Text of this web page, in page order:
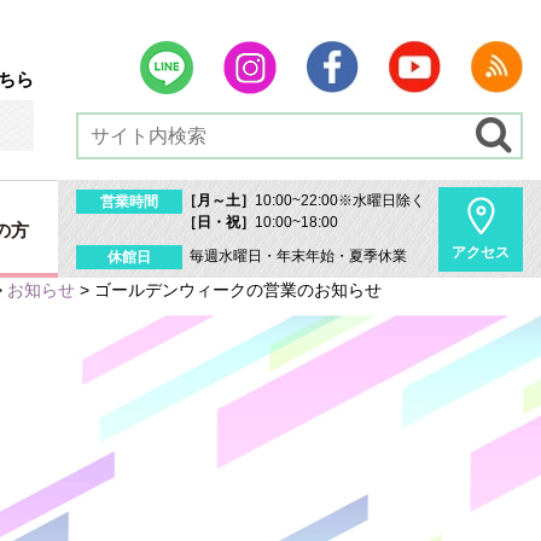
ら
方
営業時間 ［月～土］ 10:00~22:00※水曜日除く
［日・祝］ 10:00~18:00
休館日 毎週水曜日・年末年始・夏季休業 アクセス
お知らせ > ゴールデンウィークの営業のお知らせ